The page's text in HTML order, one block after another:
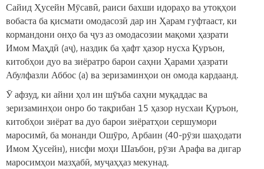
Сайид Ҳусейн Мӯсавӣ, раиси бахши идораҳо ва утоқҳои
вобаста ба қисмати омодасозӣ дар ин Ҳарам гуфтааст, ки
кормандони онҳо ба ҷуз аз омодасозии мақоми ҳазрати
Имом Маҳдӣ (аҷ), наздик ба ҳафт ҳазор нусха Қуръон,
китобҳои дуо ва зиёратро барои саҳни Ҳарами ҳазрати
Абулфазли Аббос (а) ва зеризаминҳои он омода кардаанд.
Ӯ афзуд, ки айни ҳол ин шӯъба саҳни муқаддас ва
зеризаминҳои онро бо тақрибан 15 ҳазор нусхаи Қуръон,
китобҳои зиёрат ва дуо барои зиёратҳои сершумори
маросимӣ, ба монанди Ошӯро, Арбаин (40-рӯзи шаҳодати
Имом Ҳусейн), нисфи моҳи Шаъбон, рӯзи Арафа ва дигар
маросимҳои мазҳабӣ, муҷаҳҳаз мекунад.